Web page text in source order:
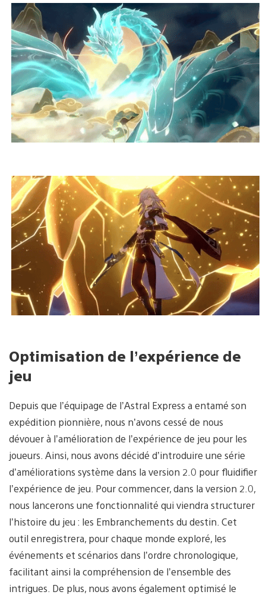
Optimisation de l’expérience de
jeu
Depuis que l’équipage de l’Astral Express a entamé son
expédition pionnière, nous n’avons cessé de nous
dévouer à l’amélioration de l’expérience de jeu pour les
joueurs. Ainsi, nous avons décidé d’introduire une série
d’améliorations système dans la version 2.0 pour fluidifier
l’expérience de jeu. Pour commencer, dans la version 2.0,
nous lancerons une fonctionnalité qui viendra structurer
l’histoire du jeu : les Embranchements du destin. Cet
outil enregistrera, pour chaque monde exploré, les
événements et scénarios dans l’ordre chronologique,
facilitant ainsi la compréhension de l’ensemble des
intrigues. De plus, nous avons également optimisé le